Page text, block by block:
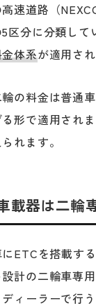
高速道路（
区分に分類し
体系が適用され
の料金は普通
形で適用され
れます。
載器は二輪
ETCを搭載す
計の二輪車専
ィーラーで行